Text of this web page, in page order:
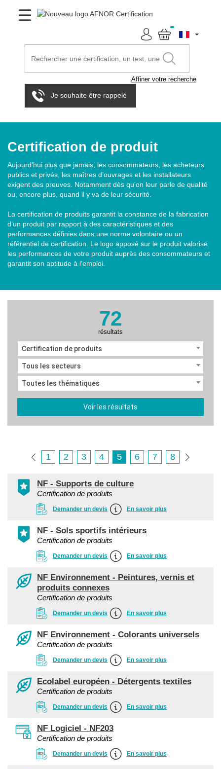
Affiner votre recherche
Je souhaite être rappelé
Certification de produit
Aujourd’hui plus que jamais, les consommateurs, les acheteurs
publics et privés, les maîtres d’ouvrages et les installateurs
exigent des preuves. Notamment dès qu’on leur parle de qualité
ou, encore plus, quand il y va de leur sécurité.
La certification de produits garantit la constance de la fabrication
d’un produit par rapport à des caractéristiques et des
performances définies dans une norme volontaire ou un
référentiel de certification. Le logo apposé sur le produit valorise
les performances de votre produit auprès des consommateurs et
garantit son aptitude à l’emploi.
72
résultats
Certification de produits
Tous les secteurs
Toutes les thématiques
Voir les résultats
1 2 3 4 5 6 7 8
NF - Supports de culture
Certification de produits
Demander un devis En savoir plus
NF - Sols sportifs intérieurs
Certification de produits
Demander un devis En savoir plus
NF Environnement - Peintures, vernis et
produits connexes
Certification de produits
Demander un devis En savoir plus
NF Environnement - Colorants universels
Certification de produits
Demander un devis En savoir plus
Ecolabel européen - Détergents textiles
Certification de produits
Demander un devis En savoir plus
NF Logiciel - NF203
Certification de produits
Demander un devis En savoir plus